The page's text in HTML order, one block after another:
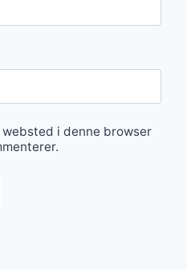
websted i denne browser